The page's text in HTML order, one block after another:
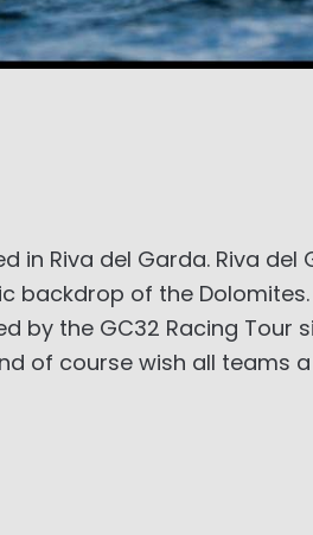
in Riva del Garda. Riva del
backdrop of the
the GC32 Racing Tour
of course wish all teams